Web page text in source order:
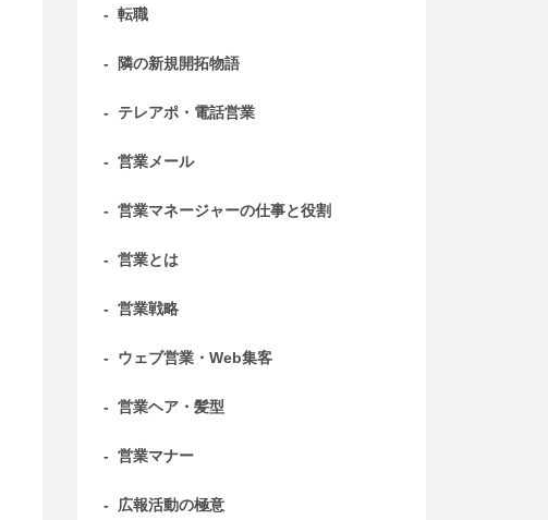
- 転職
- 隣の新規開拓物語
- テレアポ・電話営業
- 営業メール
- 営業マネージャーの仕事と役割
- 営業とは
- 営業戦略
- ウェブ営業・Web集客
- 営業ヘア・髪型
- 営業マナー
- 広報活動の極意